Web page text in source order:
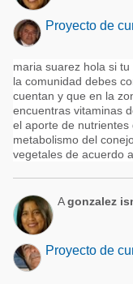
Proyecto de
maria suarez hola si
la comunidad debes
cuentan y que en la
encuentras vitaminas
el aporte de
metabolismo del
vegetales de acuerdo a
Agonzalez
Proyecto de